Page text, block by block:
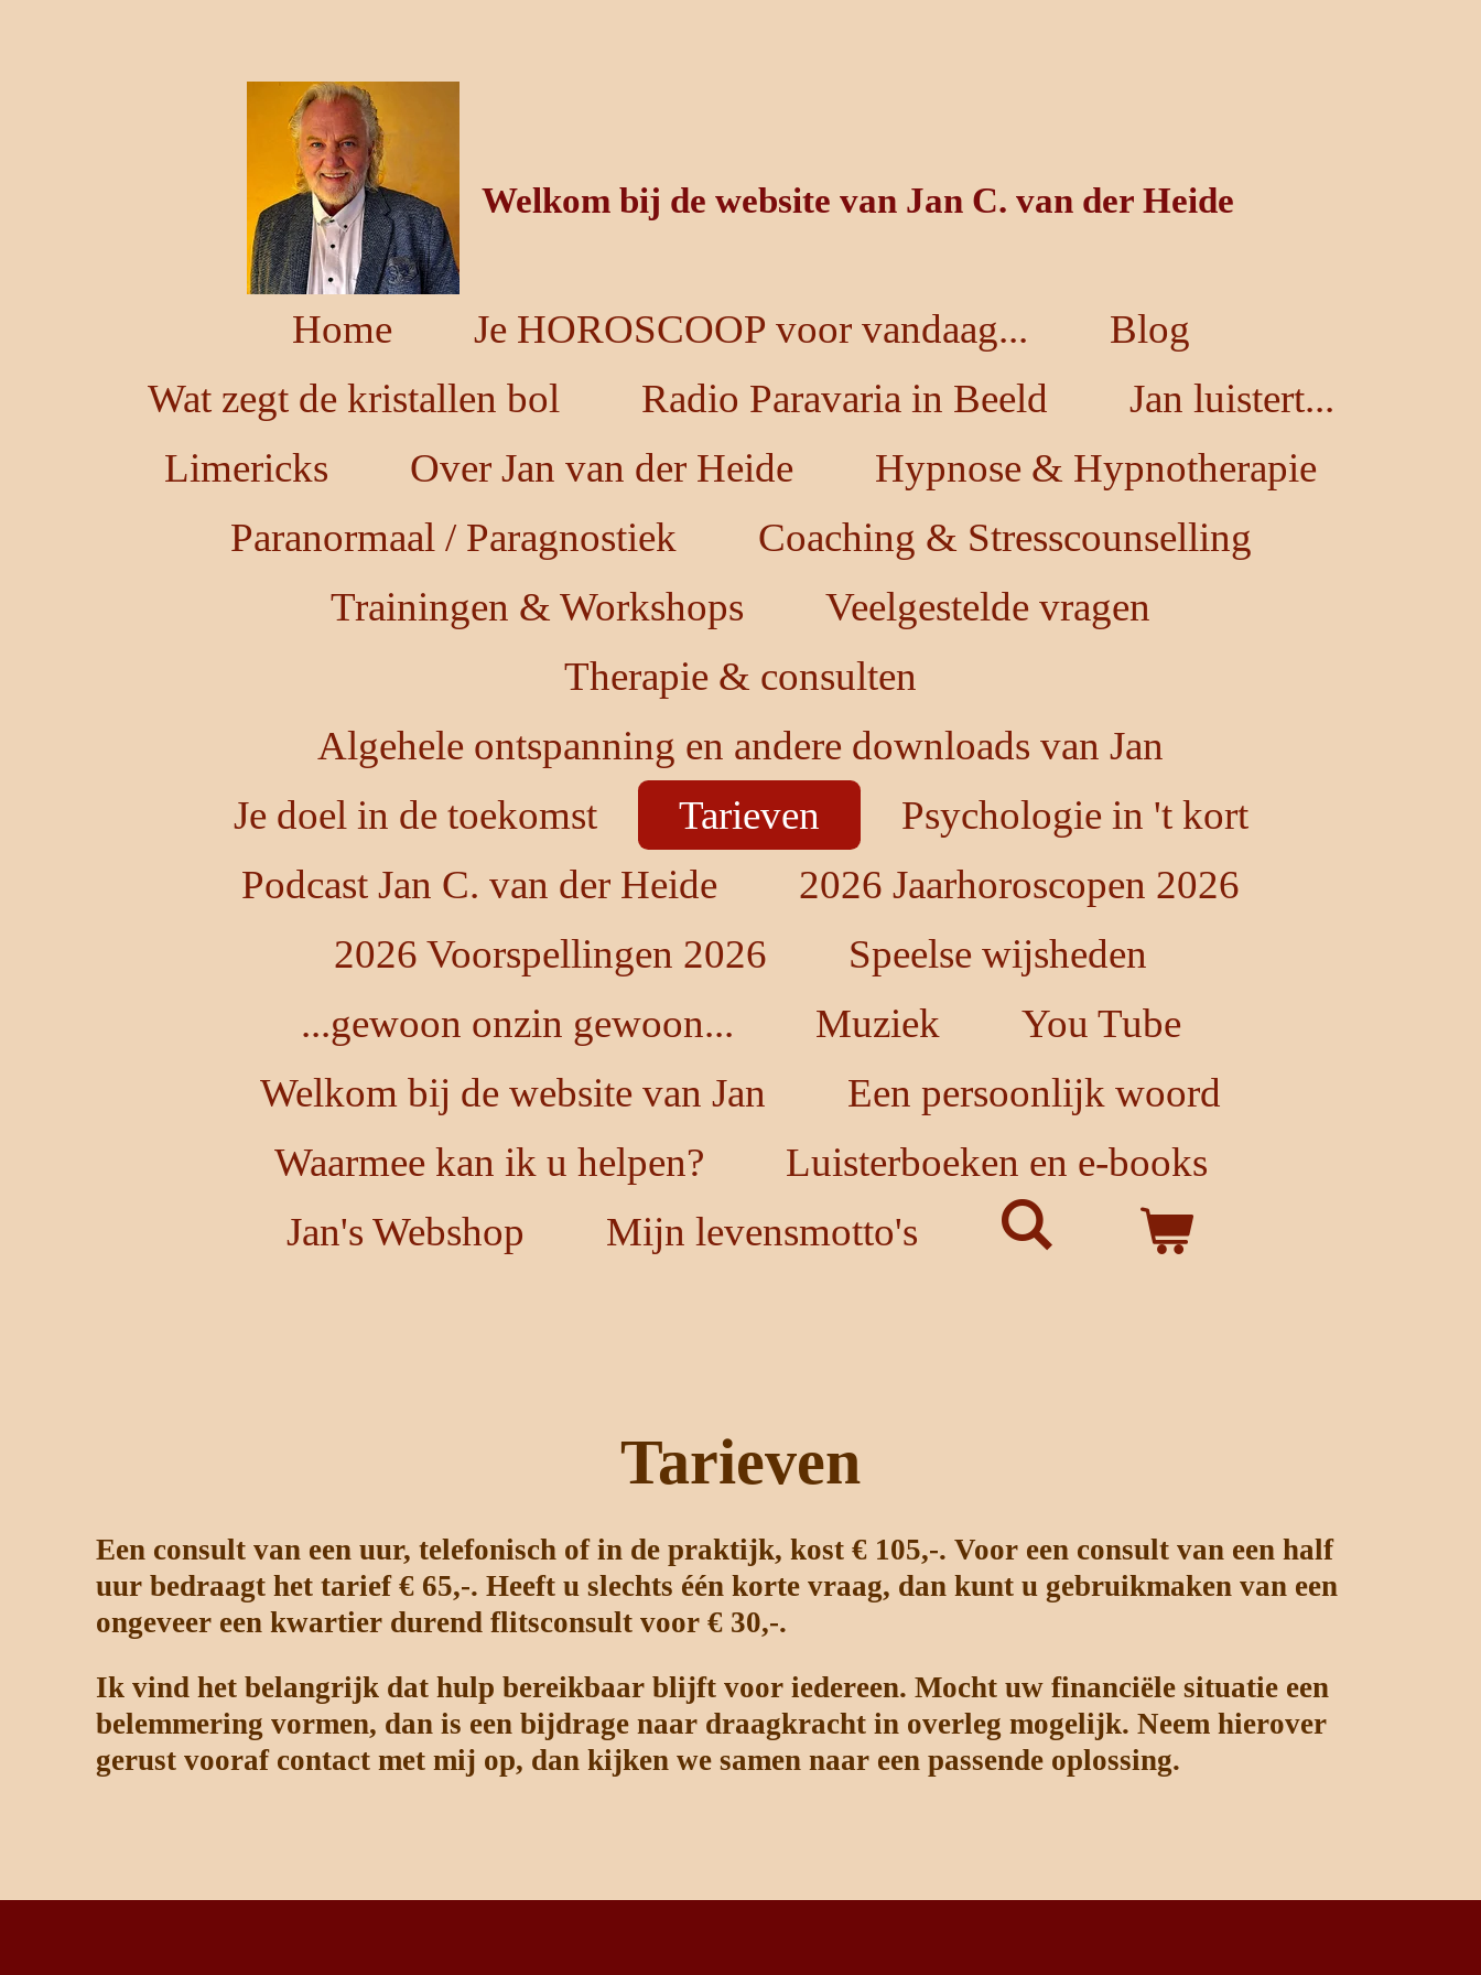
Welkom bij de website van Jan C. van der Heide
Home Je HOROSCOOP voor vandaag...
Blog
Wat zegt de kristallen bol
Radio Paravaria in Beeld
Jan luistert...
Limericks
Over Jan van der Heide
Hypnose & Hypnotherapie
Paranormaal / Paragnostiek
Coaching & Stresscounselling
Trainingen & Workshops
Veelgestelde vragen
Therapie & consulten
Algehele ontspanning en andere downloads van Jan
Je doel in de toekomst
Tarieven
Psychologie in 't kort
Podcast Jan C. van der Heide
2026 Jaarhoroscopen 2026
2026 Voorspellingen 2026
Speelse wijsheden
...gewoon onzin gewoon...
Muziek
You Tube
Welkom bij de website van Jan
Een persoonlijk woord
Waarmee kan ik u helpen?
Luisterboeken en e-books
Jan's Webshop
Mijn levensmotto's
Tarieven
Een consult van een uur, telefonisch of in de praktijk, kost € 105,-. Voor een consult van een half
uur bedraagt het tarief € 65,-. Heeft u slechts één korte vraag, dan kunt u gebruikmaken van een
ongeveer een kwartier durend flitsconsult voor € 30,-.
Ik vind het belangrijk dat hulp bereikbaar blijft voor iedereen. Mocht uw financiële situatie een
belemmering vormen, dan is een bijdrage naar draagkracht in overleg mogelijk. Neem hierover
gerust vooraf contact met mij op, dan kijken we samen naar een passende oplossing.